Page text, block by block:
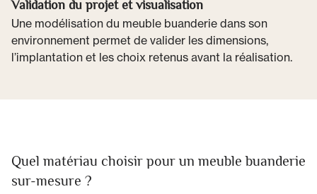
Validation du projet et visualisation
Une modélisation du meuble buanderie dans son
environnement permet de valider les dimensions,
l’implantation et les choix retenus avant la réalisation.
Quel matériau choisir pour un meuble buanderie
sur-mesure ?